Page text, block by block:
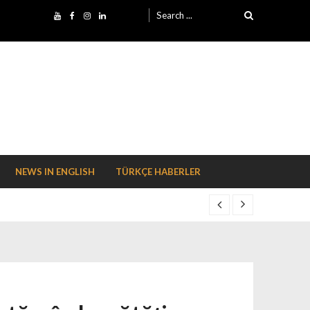
Search for:
NEWS IN ENGLISH TÜRKÇE HABERLER